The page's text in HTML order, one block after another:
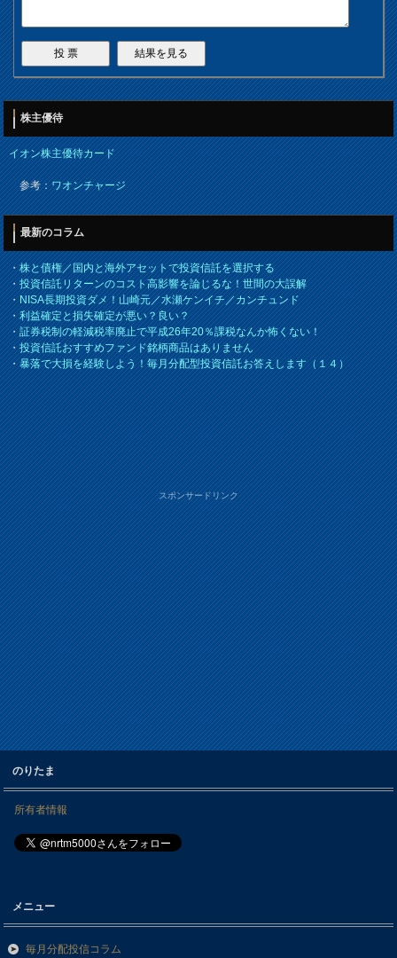
株主優待
イオン株主優待カード
参考：ワオンチャージ
最新のコラム
・株と債権／国内と海外アセットで投資信託を選択する
・投資信託リターンのコスト高影響を論じるな！世間の大誤解
・NISA長期投資ダメ！山崎元／水瀬ケンイチ／カンチュンド
・利益確定と損失確定が悪い？良い？
・証券税制の軽減税率廃止で平成26年20％課税なんか怖くない！
・投資信託おすすめファンド銘柄商品はありません
・暴落で大損を経験しよう！毎月分配型投資信託お答えします（１４）
スポンサードリンク
のりたま
所有者情報
メニュー
毎月分配投信コラム